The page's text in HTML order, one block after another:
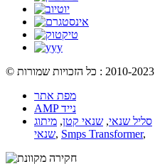
מפת אתר
AMP נייד
סליל שנאי, שנאי קטן, מיתוג
שנאי, Smps Transformer,